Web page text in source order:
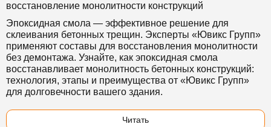
восстановление монолитности конструкций
Эпоксидная смола — эффективное решение для
склеивания бетонных трещин. Эксперты «Ювикс Групп»
применяют составы для восстановления монолитности
без демонтажа. Узнайте, как эпоксидная смола
восстанавливает монолитность бетонных конструкций:
технология, этапы и преимущества от «Ювикс Групп»
для долговечности вашего здания.
Читать